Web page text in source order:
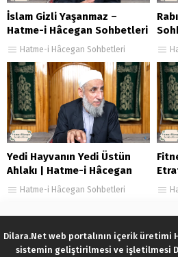
İslam Gizli Yaşanmaz –
Hatme-i Hâcegan Sohbetleri
115. Bölüm
Hatme-i Hâcegan Sohbetleri
Yedi Hayvanın Yedi Üstün
Ahlakı | Hatme-i Hâcegan
Sohbetleri 53. Bölüm
Hatme-i Hâcegan Sohbetleri
Dilara.Net web portalının içerik üretimi
sistemin geliştirilmesi ve işletilmesi